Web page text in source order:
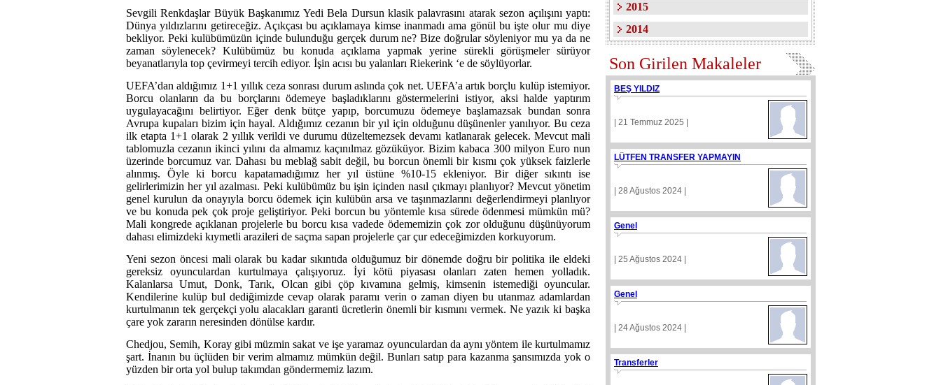
Sevgili Renkdaşlar Büyük Başkanımız Yedi Bela Dursun klasik palavrasını atarak sezon açılışını yaptı:
Dünya yıldızlarını getireceğiz. Açıkçası bu açıklamaya kimse inanmadı ama gönül bu işte olur mu diye
bekliyor. Peki kulübümüzün içinde bulunduğu gerçek durum ne? Bize doğrular söyleniyor mu ya da ne
zaman söylenecek? Kulübümüz bu konuda açıklama yapmak yerine sürekli görüşmeler sürüyor
beyanatlarıyla top çevirmeyi tercih ediyor. İşin acısı bu yalanları Riekerink ‘e de söylüyorlar.
UEFA’dan aldığımız 1+1 yıllık ceza sonrası durum aslında çok net. UEFA’a artık borçlu kulüp istemiyor.
Borcu olanların da bu borçlarını ödemeye başladıklarını göstermelerini istiyor, aksi halde yaptırım
uygulayacağını belirtiyor. Eğer denk bütçe yapıp, borcumuzu ödemeye başlamazsak bundan sonra
Avrupa kupaları bizim için hayal. Aldığımız cezanın bir yıl için olduğunu düşünenler yanılıyor. Bu ceza
ilk etapta 1+1 olarak 2 yıllık verildi ve durumu düzeltemezsek devamı katlanarak gelecek. Mevcut mali
tablomuzla cezanın ikinci yılını da almamız kaçınılmaz gözüküyor. Bizim kabaca 300 milyon Euro nun
üzerinde borcumuz var. Dahası bu meblağ sabit değil, bu borcun önemli bir kısmı çok yüksek faizlerle
alınmış. Öyle ki borcu kapatamadığımız her yıl üstüne %10-15 ekleniyor. Bir diğer sıkıntı ise
gelirlerimizin her yıl azalması. Peki kulübümüz bu işin içinden nasıl çıkmayı planlıyor? Mevcut yönetim
genel kurulun da onayıyla borcu ödemek için kulübün arsa ve taşınmazlarını değerlendirmeyi planlıyor
ve bu konuda pek çok proje geliştiriyor. Peki borcun bu yöntemle kısa sürede ödenmesi mümkün mü?
Mali kongrede açıklanan projelerle bu borcu kısa vadede ödememizin çok zor olduğunu düşünüyorum
dahası elimizdeki kıymetli arazileri de saçma sapan projelerle çar çur edeceğimizden korkuyorum.
Yeni sezon öncesi mali olarak bu kadar sıkıntıda olduğumuz bir dönemde doğru bir politika ile eldeki
gereksiz oyunculardan kurtulmaya çalışıyoruz. İyi kötü piyasası olanları zaten hemen yolladık.
Kalanlarsa Umut, Donk, Tarık, Olcan gibi çöp kıvamına gelmiş, kimsenin istemediği oyuncular.
Kendilerine kulüp bul dediğimizde cevap olarak paramı verin o zaman diyen bu utanmaz adamlardan
kurtulmanın tek gerçekçi yolu alacakları garanti ücretlerin önemli bir kısmını vermek. Ne yazık ki başka
çare yok zararın neresinden dönülse kardır.
Chedjou, Semih, Koray gibi müzmin sakat ve işe yaramaz oyunculardan da aynı yöntem ile kurtulmamız
şart. İnanın bu üçlüden bir verim almamız mümkün değil. Bunları satıp para kazanma şansımızda yok o
yüzden bir orta yol bulup takımdan göndermemiz lazım.
2015
2014
Son Girilen Makaleler
BEŞ YILDIZ
| 21 Temmuz 2025 |
LÜTFEN TRANSFER YAPMAYIN
| 28 Ağustos 2024 |
Genel
| 25 Ağustos 2024 |
Genel
| 24 Ağustos 2024 |
Transferler